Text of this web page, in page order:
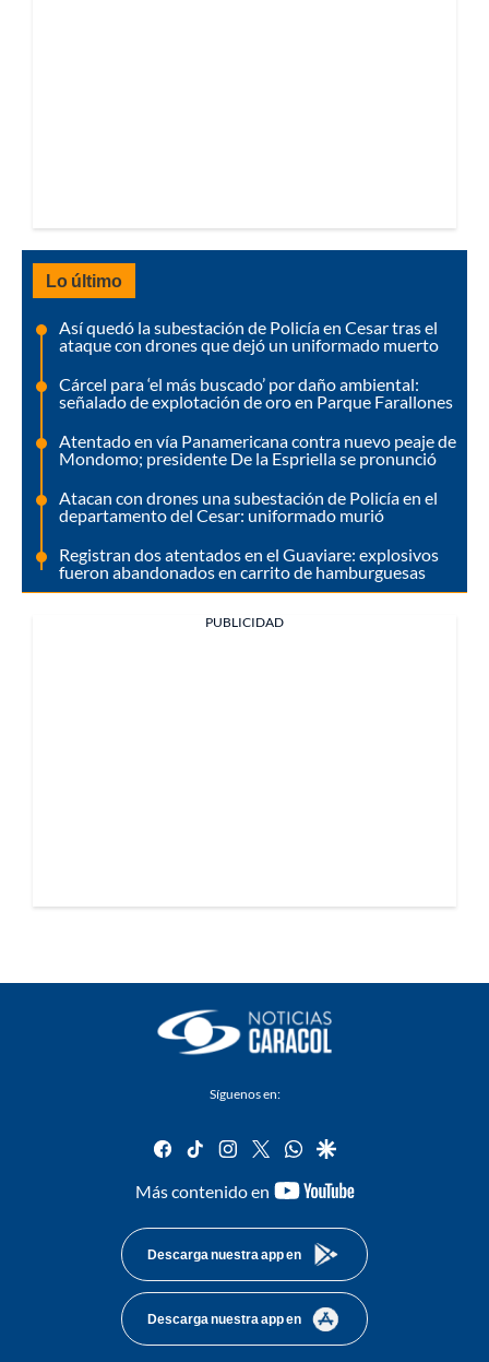
Lo último
Así quedó la subestación de Policía en Cesar tras el
ataque con drones que dejó un uniformado muerto
Cárcel para ‘el más buscado’ por daño ambiental:
señalado de explotación de oro en Parque Farallones
Atentado en vía Panamericana contra nuevo peaje de
Mondomo; presidente De la Espriella se pronunció
Atacan con drones una subestación de Policía en el
departamento del Cesar: uniformado murió
Registran dos atentados en el Guaviare: explosivos
fueron abandonados en carrito de hamburguesas
PUBLICIDAD
Síguenos en:
facebook
tiktok instagram
twitterwhatsapp
google
Más contenido en
youtube-
Descarga nuestra app en
Descarga nuestra app en